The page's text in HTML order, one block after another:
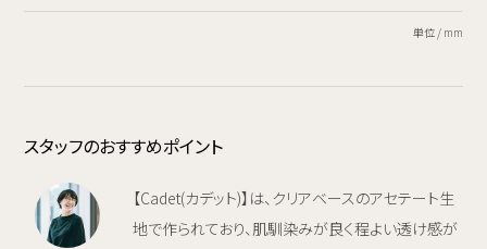
単位 / mm
スタッフのおすすめポイント
【Cadet(カデット)】は、クリアベースのアセテート生
地で作られており、肌馴染みが良く程よい透け感が